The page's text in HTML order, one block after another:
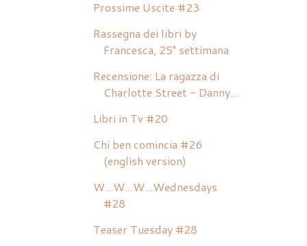
Prossime Uscite #23
Rassegna dei libri by
Francesca, 25° settimana
Recensione: La ragazza di
Charlotte Street - Danny...
Libri in Tv #20
Chi ben comincia #26
(english version)
W...W...W...Wednesdays
#28
Teaser Tuesday #28